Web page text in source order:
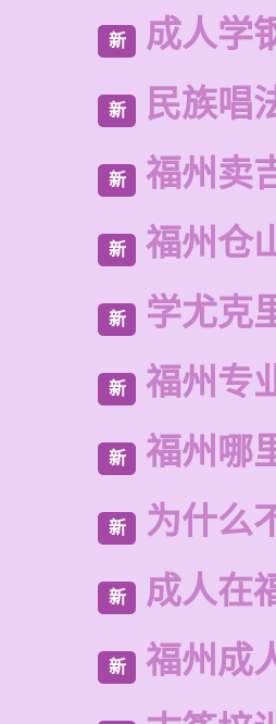
新 成人学
新 民族唱
新 福州卖
新 福州仓
新 学尤克
新 福州专
新 福州哪
新 为什么
新 成人在
新 福州成